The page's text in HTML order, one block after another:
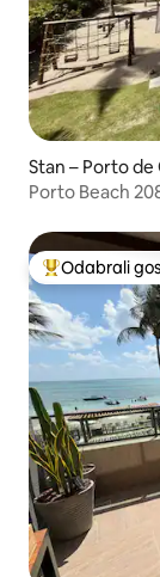
Stan – Porto de
Porto Beach
Među najviše
Odabrali